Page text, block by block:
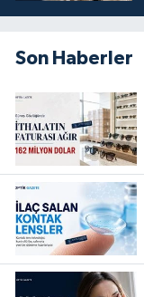
Son Haberler